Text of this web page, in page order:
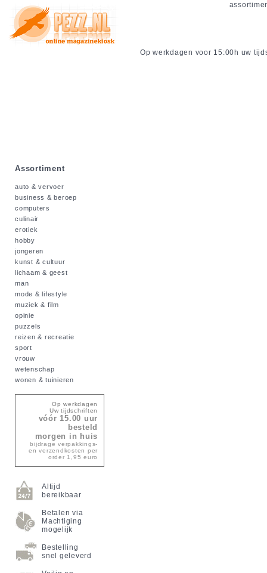
Op werkdagen voor 15:00h uw
Assortiment
auto & vervoer
business & beroep
computers
culinair
erotiek
hobby
jongeren
kunst & cultuur
lichaam & geest
man
mode & lifestyle
muziek & film
opinie
puzzels
reizen & recreatie
sport
vrouw
wetenschap
wonen & tuinieren
Op werkdagen
Uw tijdschriften
vóór 15.00 uur
besteld
morgen in huis
bijdrage verpakkings-
en verzendkosten per
order 1,95 euro
Altijd
bereikbaar
Betalen via
Machtiging
mogelijk
Bestelling
snel geleverd